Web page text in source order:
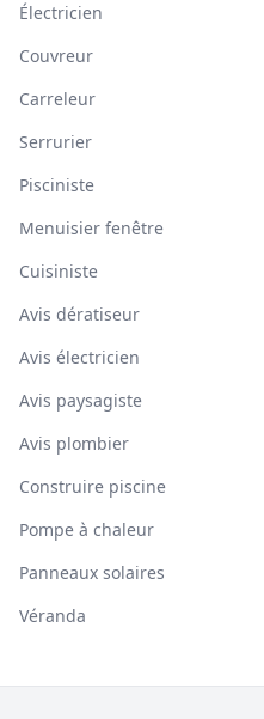
Électricien
Couvreur
Carreleur
Serrurier
Pisciniste
Menuisier fenêtre
Cuisiniste
Avis dératiseur
Avis électricien
Avis paysagiste
Avis plombier
Construire piscine
Pompe à chaleur
Panneaux solaires
Véranda